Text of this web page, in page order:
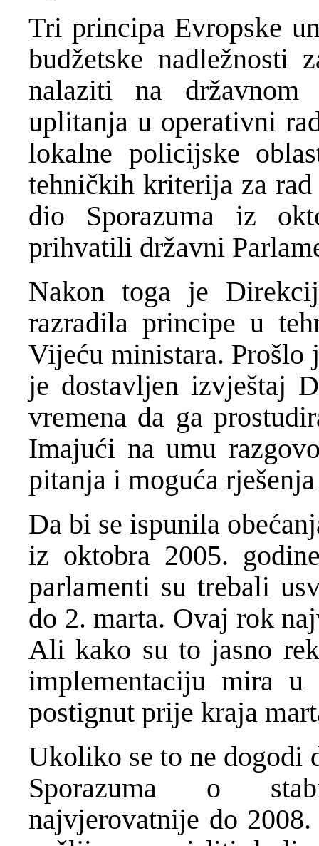
Tri principa Evropske
budžetske nadležnosti
nalaziti na državnom
uplitanja u operativni
lokalne policijske
tehničkih kriterija za
dio Sporazuma iz
prihvatili državni
Nakon toga je
razradila principe u
Vijeću ministara. Prošlo
je dostavljen izvještaj
vremena da ga
Imajući na umu
pitanja i moguća
Da bi se ispunila
iz oktobra 2005.
parlamenti su trebali
do 2. marta. Ovaj rok
Ali kako su to jasno
implementaciju mira
postignut prije kraja
Ukoliko se to ne dogodi
Sporazuma o
najvjerovatnije do